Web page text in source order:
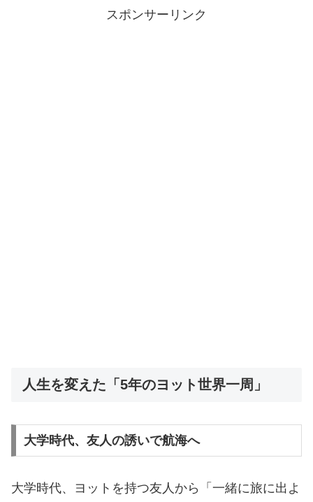
スポンサーリンク
人生を変えた「5年のヨット世界一周」
大学時代、友人の誘いで航海へ
大学時代、ヨットを持つ友人から「一緒に旅に出よ